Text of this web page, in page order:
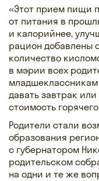
«Этот прием пищи
от питания в
и калорийнее,
рацион добавлены
количество
в мэрии всех
младшеклассникам
давать завтрак
стоимость
Родители стали
образования
с губернатором
родительском
на одни и те же